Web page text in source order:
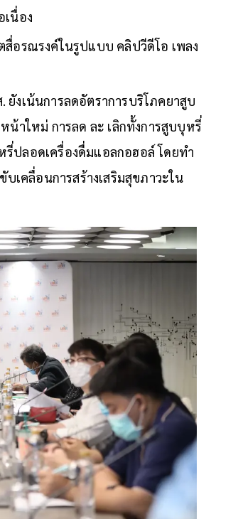
เนื่อง
อรณรงค์ในรูปแบบ คลิปวีดีโอ เพลง
งเน้นการลดอัตราการบริโภคยาสูบ
าใหม่ การลด ละ เลิกทั้งการสูบบุหรี่
ปลอดเครื่องดื่มแอลกอฮอล์ โดยทำ
เคลื่อนการสร้างเสริมสุขภาวะใน